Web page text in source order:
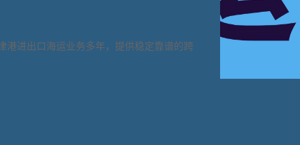
港进出口海运业务多年，提供稳定靠谱的跨